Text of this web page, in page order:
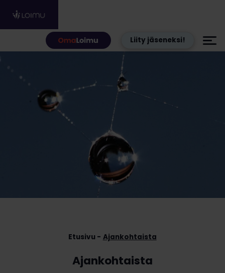
Liity jäseneksi!
Etusivu Ajankohtaista
Ajankohtaista